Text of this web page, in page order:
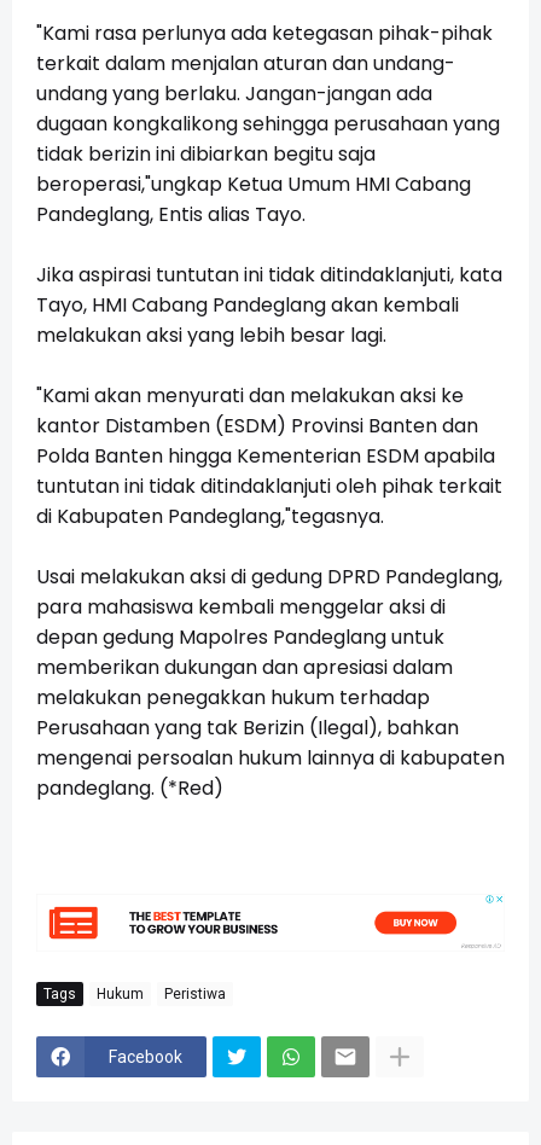
"Kami rasa perlunya ada ketegasan pihak-pihak
terkait dalam menjalan aturan dan undang-
undang yang berlaku. Jangan-jangan ada
dugaan kongkalikong sehingga perusahaan yang
tidak berizin ini dibiarkan begitu saja
beroperasi,"ungkap Ketua Umum HMI Cabang
Pandeglang, Entis alias Tayo.
Jika aspirasi tuntutan ini tidak ditindaklanjuti, kata
Tayo, HMI Cabang Pandeglang akan kembali
melakukan aksi yang lebih besar lagi.
"Kami akan menyurati dan melakukan aksi ke
kantor Distamben (ESDM) Provinsi Banten dan
Polda Banten hingga Kementerian ESDM apabila
tuntutan ini tidak ditindaklanjuti oleh pihak terkait
di Kabupaten Pandeglang,"tegasnya.
Usai melakukan aksi di gedung DPRD Pandeglang,
para mahasiswa kembali menggelar aksi di
depan gedung Mapolres Pandeglang untuk
memberikan dukungan dan apresiasi dalam
melakukan penegakkan hukum terhadap
Perusahaan yang tak Berizin (Ilegal), bahkan
mengenai persoalan hukum lainnya di kabupaten
pandeglang. (*Red)
Tags Hukum Peristiwa
Facebook